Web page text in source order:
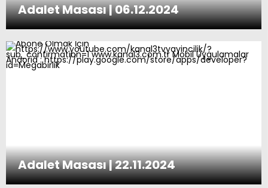
Adalet Masası | 06.12.2024
Adalet Masası | 22.11.2024